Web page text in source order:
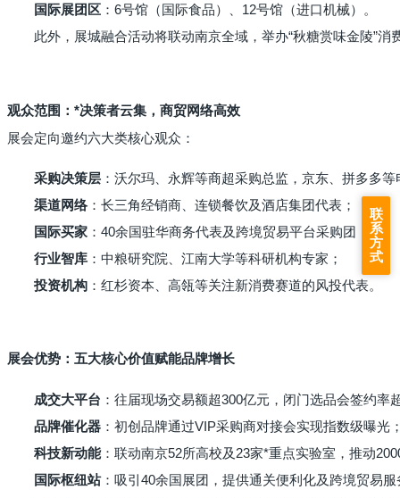
国际展团区 ：6号馆（国际食品）、12号馆（进口机械）。
此外，展城融合活动将联动南京全域，举办“秋糖赏味金陵”
观众范围：*决策者云集，商贸网络高效
展会定向邀约六大类核心观众：
采购决策层 ：沃尔玛、永辉等商超采购总监，京东、拼多多
渠道网络：长三角经销商、连锁餐饮及酒店集团代表；
国际买家 ：40余国驻华商务代表及跨境贸易平台采购团；
行业智库 ：中粮研究院、江南大学等科研机构专家；
投资机构 ：红杉资本、高瓴等关注新消费赛道的风投代表。
展会优势：五大核心价值赋能品牌增长
成交大平台 ：往届现场交易额超300亿元，闭门选品会签约率
品牌催化器 ：初创品牌通过VIP采购商对接会实现指数级曝光
科技新动能：联动南京52所高校及23家*重点实验室，推动
国际枢纽站：吸引40余国展团，提供通关便利化及跨境贸易服
联
系
方
式